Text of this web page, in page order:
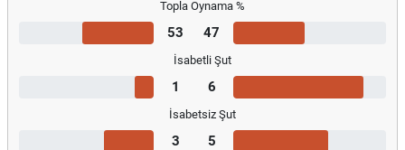
Topla Oynama %
53 47
İsabetli Şut
1 6
İsabetsiz Şut
3 5